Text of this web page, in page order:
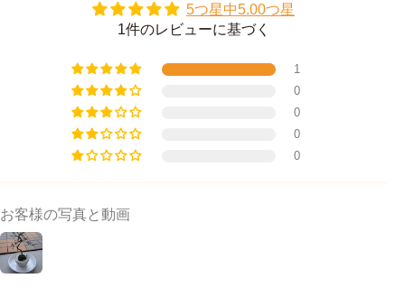
5つ星中5.00つ星
1件のレビューに基づく
1
0
0
0
0
お客様の写真と動画